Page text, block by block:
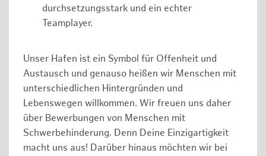
durchsetzungsstark und ein echter
Teamplayer.
Unser Hafen ist ein Symbol für Offenheit und
Austausch und genauso heißen wir Menschen mit
unterschiedlichen Hintergründen und
Lebenswegen willkommen. Wir freuen uns daher
über Bewerbungen von Menschen mit
Schwerbehinderung. Denn Deine Einzigartigkeit
macht uns aus! Darüber hinaus möchten wir bei